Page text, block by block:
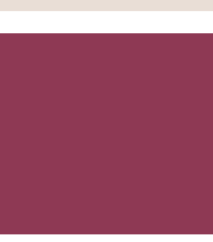
footer